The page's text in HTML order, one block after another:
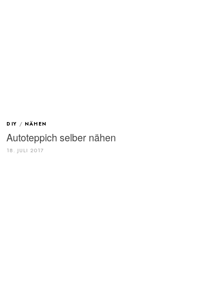
DIY / NÄHEN
Autoteppich selber nähen
18. JULI 2017